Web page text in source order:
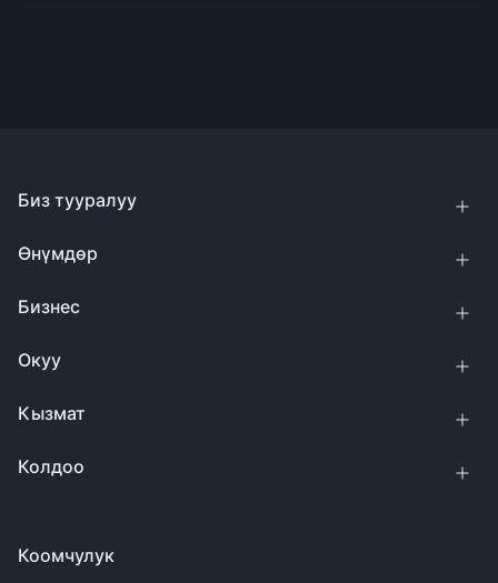
Коомчулук
Биз тууралуу
Өнүмдөр
Бизнес
Окуу
Кызмат
Колдоо